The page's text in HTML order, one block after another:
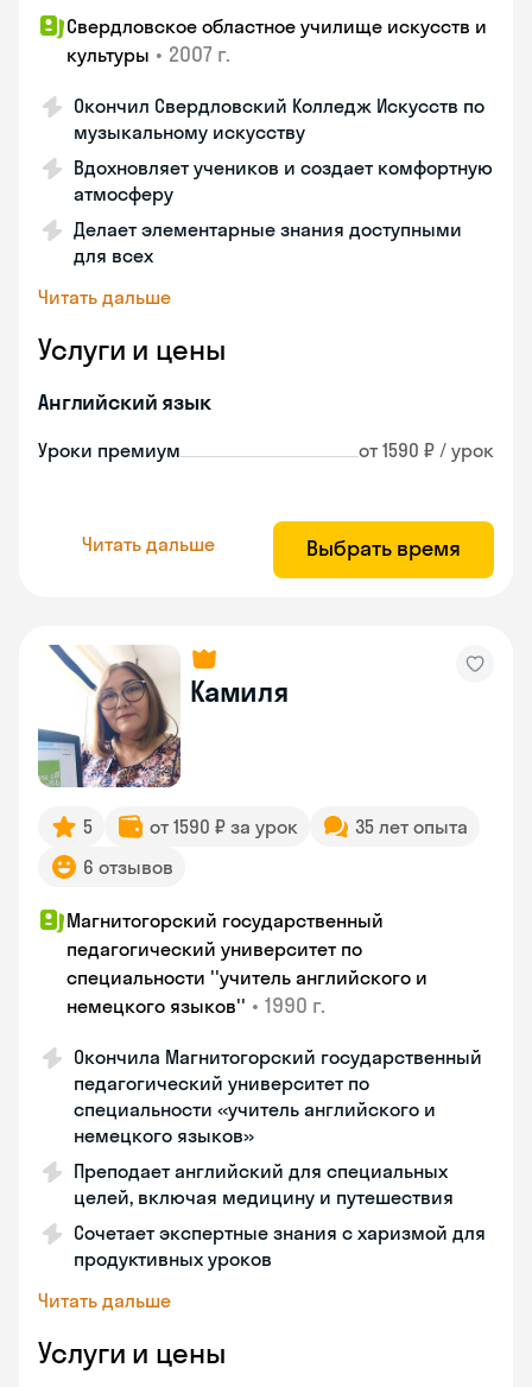
Свердловское областное училище искусств и
культуры • 2007 г.
Окончил Свердловский Колледж Искусств по
музыкальному искусству
Вдохновляет учеников и создает комфортную
атмосферу
Делает элементарные знания доступными
для всех
Читать дальше
Услуги и цены
Английский язык
Уроки премиум от 1590 ₽ / урок
Читать дальше Выбрать время
Камиля
5 от 1590 ₽ за урок
35 лет опыта
6 отзывов
Магнитогорский государственный
педагогический университет по
специальности ''учитель английского и
немецкого языков'' • 1990 г.
Окончила Магнитогорский государственный
педагогический университет по
специальности «учитель английского и
немецкого языков»
Преподает английский для специальных
целей, включая медицину и путешествия
Сочетает экспертные знания с харизмой для
продуктивных уроков
Читать дальше
Услуги и цены